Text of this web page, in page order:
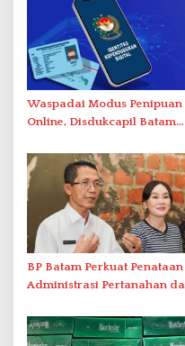
Waspadai Modus Penipuan
Online, Disdukcapil Batam
Tatap Muka
BP Batam Perkuat Penataan
Administrasi Pertanahan